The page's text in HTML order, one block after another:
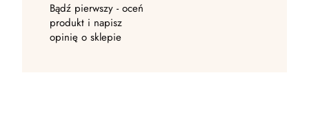
Bądź pierwszy - oceń
produkt i napisz
opinię o sklepie